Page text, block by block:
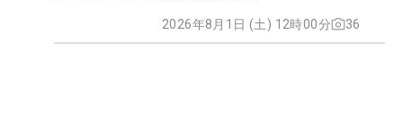
2026年8月1日 (土) 12時00分 36